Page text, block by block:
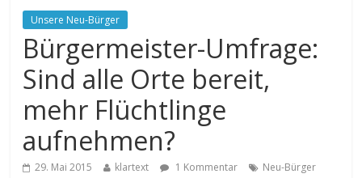
Unsere Neu-Bürger
Bürgermeister-Umfrage:
Sind alle Orte bereit,
mehr Flüchtlinge
aufnehmen?
29. Mai 2015 klartext 1 Kommentar Neu-Bürger